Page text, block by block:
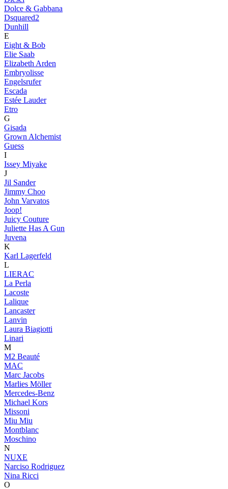
Dolce & Gabbana
Dsquared2
Dunhill
E
Eight & Bob
Elie Saab
Elizabeth Arden
Embryolisse
Engelsrufer
Escada
Estée Lauder
Etro
G
Gisada
Grown Alchemist
Guess
I
Issey Miyake
J
Jil Sander
Jimmy Choo
John Varvatos
Joop!
Juicy Couture
Juliette Has A Gun
Juvena
K
Karl Lagerfeld
L
LIERAC
La Perla
Lacoste
Lalique
Lancaster
Lanvin
Laura Biagiotti
Linari
M
M2 Beauté
MAC
Marc Jacobs
Marlies Möller
Mercedes-Benz
Michael Kors
Missoni
Miu Miu
Montblanc
Moschino
N
NUXE
Narciso Rodriguez
Nina Ricci
O